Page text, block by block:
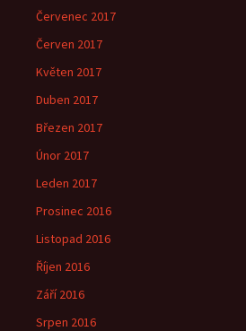
Červenec 2017
Červen 2017
Květen 2017
Duben 2017
Březen 2017
Únor 2017
Leden 2017
Prosinec 2016
Listopad 2016
Říjen 2016
Září 2016
Srpen 2016